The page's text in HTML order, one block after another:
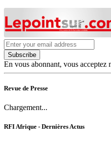
Subscribe
En vous abonnant, vous acceptez
Revue de Presse
Chargement...
RFI Afrique - Dernières Actus